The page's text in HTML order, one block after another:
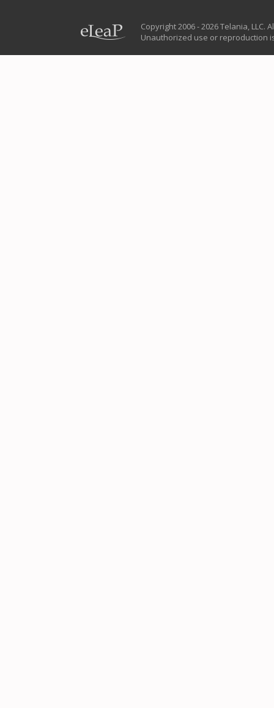
Copyright 2006 - 2026 Telania, LLC.
Unauthorized use or reproduction